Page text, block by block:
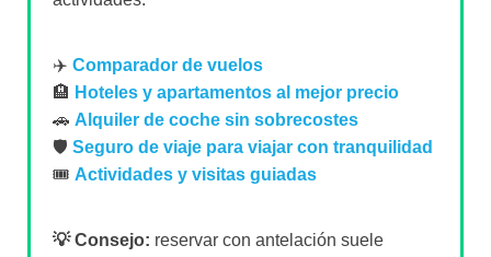
✈️ Comparador de vuelos
🏨 Hoteles y apartamentos al mejor precio
🚗 Alquiler de coche sin sobrecostes
🛡️ Seguro de viaje para viajar con tranquilidad
🎟️ Actividades y visitas guiadas
💡 Consejo: reservar con antelación suele